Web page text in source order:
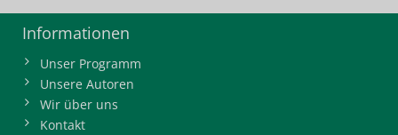
Informationen
Unser Programm
Unsere Autoren
Wir über uns
Kontakt